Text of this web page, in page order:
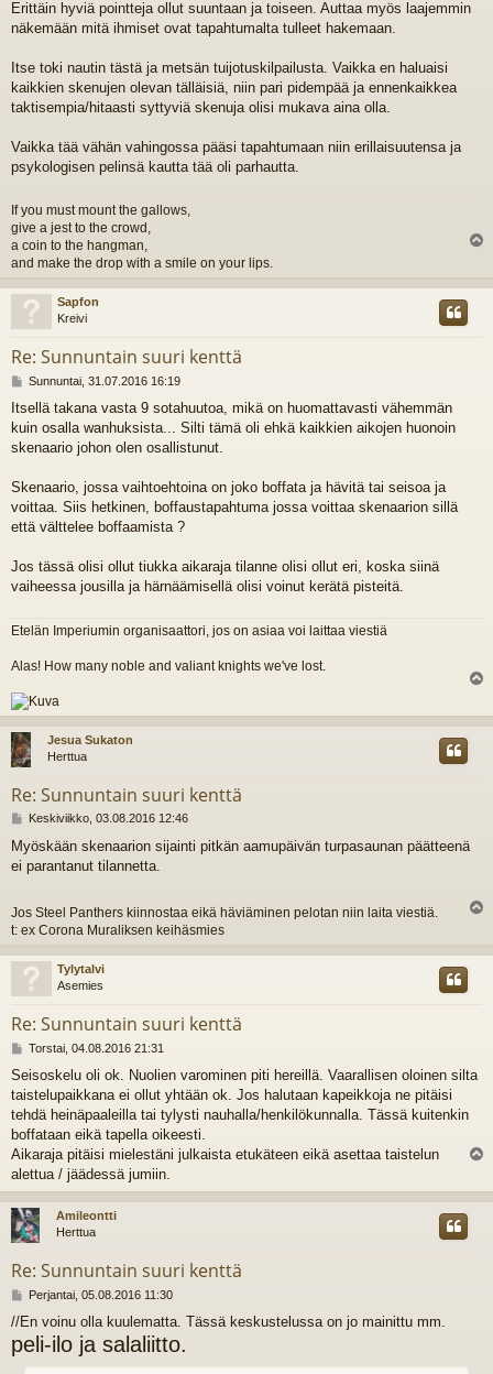
e
s
i
Erittäin hyviä pointteja ollut suuntaan ja toiseen. Auttaa myös laajemmin
näkemään mitä ihmiset ovat tapahtumalta tulleet hakemaan.
Itse toki nautin tästä ja metsän tuijotuskilpailusta. Vaikka en haluaisi
kaikkien skenujen olevan tälläisiä, niin pari pidempää ja ennenkaikkea
taktisempia/hitaasti syttyviä skenuja olisi mukava aina olla.
Vaikka tää vähän vahingossa pääsi tapahtumaan niin erillaisuutensa ja
psykologisen pelinsä kautta tää oli parhautta.
If you must mount the gallows,
give a jest to the crowd,
a coin to the hangman,
and make the drop with a smile on your lips.
s
Sapfon
Kreivi
Re: Sunnuntain suuri kenttä
V
e
s
t
Sunnuntai, 31.07.2016 16:19
Itsellä takana vasta 9 sotahuutoa, mikä on huomattavasti vähemmän
kuin osalla wanhuksista... Silti tämä oli ehkä kaikkien aikojen huonoin
skenaario johon olen osallistunut.
Skenaario, jossa vaihtoehtoina on joko boffata ja hävitä tai seisoa ja
voittaa. Siis hetkinen, boffaustapahtuma jossa voittaa skenaarion sillä
että välttelee boffaamista ?
Jos tässä olisi ollut tiukka aikaraja tilanne olisi ollut eri, koska siinä
vaiheessa jousilla ja härnäämisellä olisi voinut kerätä pisteitä.
Etelän Imperiumin organisaattori, jos on asiaa voi laittaa viestiä
Alas! How many noble and valiant knights we've lost.
ö
Jesua Sukaton
Herttua
Re: Sunnuntain suuri kenttä
V
e
s
Keskiviikko, 03.08.2016 12:46
Myöskään skenaarion sijainti pitkän aamupäivän turpasaunan päätteenä
ei parantanut tilannetta.
Jos Steel Panthers kiinnostaa eikä häviäminen pelotan niin laita viestiä.
t: ex Corona Muraliksen keihäsmies
s
Tylytalvi
Asemies
Re: Sunnuntain suuri kenttä
V
e
s
t
i
Torstai, 04.08.2016 21:31
Seisoskelu oli ok. Nuolien varominen piti hereillä. Vaarallisen oloinen silta
taistelupaikkana ei ollut yhtään ok. Jos halutaan kapeikkoja ne pitäisi
tehdä heinäpaaleilla tai tylysti nauhalla/henkilökunnalla. Tässä kuitenkin
boffataan eikä tapella oikeesti.
Aikaraja pitäisi mielestäni julkaista etukäteen eikä asettaa taistelun
alettua / jäädessä jumiin.
ö
Amileontti
Herttua
Re: Sunnuntain suuri kenttä
V
e
s
Perjantai, 05.08.2016 11:30
//En voinu olla kuulematta. Tässä keskustelussa on jo mainittu mm.
peli-ilo ja salaliitto.